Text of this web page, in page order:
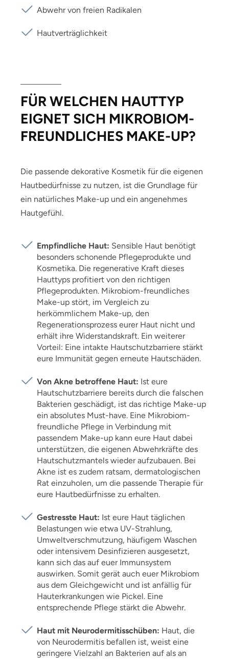
Abwehr von freien Radikalen
Hautverträglichkeit
FÜR WELCHEN HAUTTYP
EIGNET SICH MIKROBIOM-
FREUNDLICHES MAKE-UP?
Die passende dekorative Kosmetik für die eigenen
Hautbedürfnisse zu nutzen, ist die Grundlage für
ein natürliches Make-up und ein angenehmes
Hautgefühl.
Empfindliche Haut: Sensible Haut benötigt
besonders schonende Pflegeprodukte und
Kosmetika. Die regenerative Kraft dieses
Hauttyps profitiert von den richtigen
Pflegeprodukten. Mikrobiom-freundliches
Make-up stört, im Vergleich zu
herkömmlichem Make-up, den
Regenerationsprozess eurer Haut nicht und
erhält ihre Widerstandskraft. Ein weiterer
Vorteil: Eine intakte Hautschutzbarriere stärkt
eure Immunität gegen erneute Hautschäden.
Von Akne betroffene Haut: Ist eure
Hautschutzbarriere bereits durch die falschen
Bakterien geschädigt, ist das richtige Make-up
ein absolutes Must-have. Eine Mikrobiom-
freundliche Pflege in Verbindung mit
passendem Make-up kann eure Haut dabei
unterstützen, die eigenen Abwehrkräfte des
Hautschutzmantels wieder aufzubauen. Bei
Akne ist es zudem ratsam, dermatologischen
Rat einzuholen, um die passende Therapie für
eure Hautbedürfnisse zu erhalten.
Gestresste Haut: Ist eure Haut täglichen
Belastungen wie etwa UV-Strahlung,
Umweltverschmutzung, häufigem Waschen
oder intensivem Desinfizieren ausgesetzt,
kann sich das auf euer Immunsystem
auswirken. Somit gerät auch euer Mikrobiom
aus dem Gleichgewicht und ist anfällig für
Hauterkrankungen wie Pickel. Eine
entsprechende Pflege stärkt die Abwehr.
Haut mit Neurodermitisschüben: Haut, die
von Neurodermitis befallen ist, weist eine
geringere Vielzahl an Bakterien auf als an